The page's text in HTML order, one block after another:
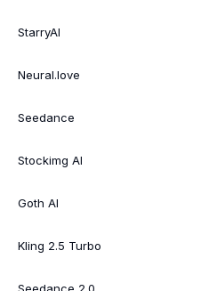
StarryAI
Neural.love
Seedance
Stockimg AI
Goth AI
Kling 2.5 Turbo